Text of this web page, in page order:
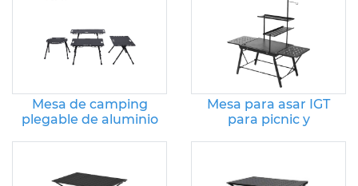
Mesa de camping
plegable de aluminio
Mesa para asar IGT
para picnic y